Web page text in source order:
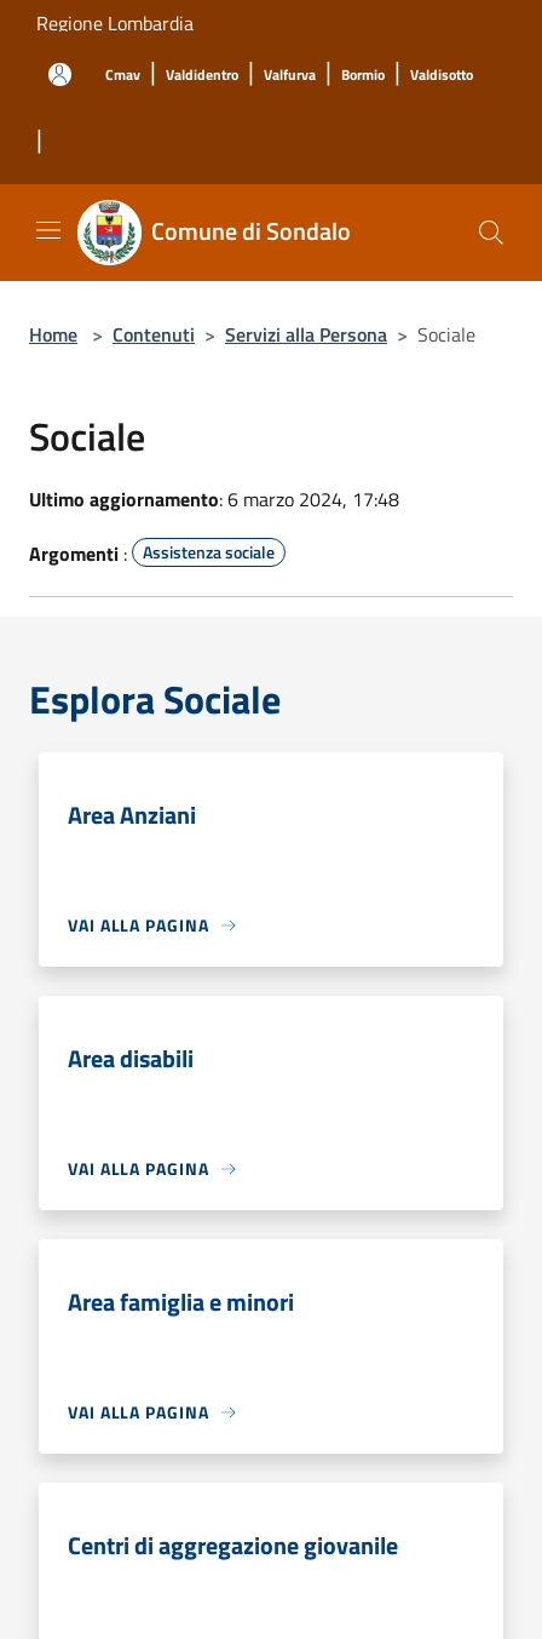
Salta al contenuto principale
Regione Lombardia
Cmav | Valdidentro | Valfurva | Bormio | Valdisotto
|
Comune di Sondalo
Home > Contenuti > Servizi alla Persona > Sociale
Sociale
Ultimo aggiornamento: 6 marzo 2024, 17:48
Argomenti : Assistenza sociale
Esplora Sociale
Area Anziani
VAI ALLA PAGINA
Area disabili
VAI ALLA PAGINA
Area famiglia e minori
VAI ALLA PAGINA
Centri di aggregazione giovanile